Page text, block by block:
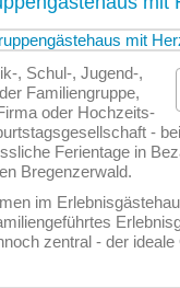
, Schul-, Jugend-,
Familiengruppe,
oder Hochzeits-
-
Ferientage in
Bregenzerwald.
im
zentral - der ideale